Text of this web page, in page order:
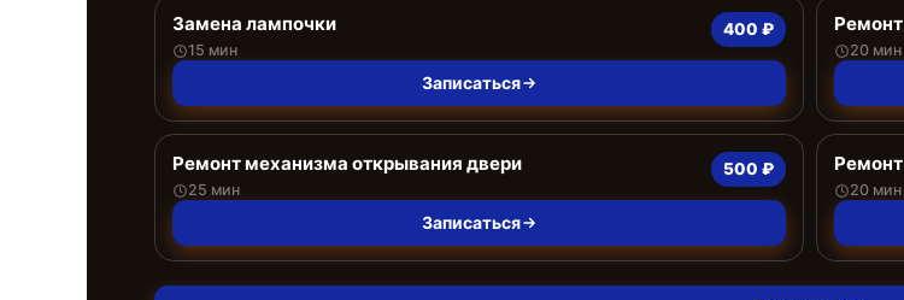
Замена лампочки
15 мин
400 ₽
Записаться
20 мин
Ремонт механизма открывания двери
25 мин
500 ₽
Записаться
20 мин